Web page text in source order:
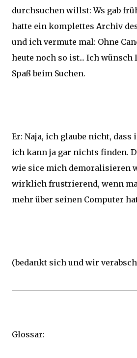
durchsuchen willst: Ws gab
hatte ein komplettes Archiv
und ich vermute mal: Ohne
heute noch so ist... Ich
Spaß beim Suchen.
Er: Naja, ich glaube nicht, dass
ich kann ja gar nichts finden.
wie sice mich demoralisieren
wirklich frustrierend, wenn
mehr über seinen Computer
(bedankt sich und wir
Glossar: